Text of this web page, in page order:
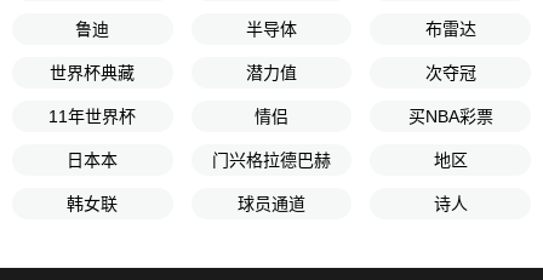
鲁迪 半导体 布雷达
世界杯典藏 潜力值 次夺冠
11年世界杯 情侣 买NBA彩票
日本本 门兴格拉德巴赫 地区
韩女联 球员通道 诗人